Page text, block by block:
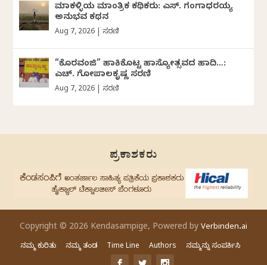
ಮಾಕಳ್ಳಿಯ ಮಾಂತ್ರಿಕ ಕಥಿಕರು: ಎಸ್. ಗಂಗಾಧರಯ್ಯ
ಅನುಭವ ಕಥನ
Aug 7, 2026 ಸರಣಿ
“ಕೊರವಂಜಿ” ಹಾಕಿಕೊಟ್ಟ ಹಾಸ್ಯೋತ್ಸವದ ಹಾದಿ…:
ಎಚ್. ಗೋಪಾಲಕೃಷ್ಣ ಸರಣಿ
Aug 7, 2026 ಸರಣಿ
ಪ್ರಕಾಶಕರು
Copyright © 2026 Kendasampige, Powered by Verbinden.ai
ನಮ್ಮ ಕುರಿತು ನಮ್ಮ ತಂಡ Time Line Authors ನಮ್ಮನ್ನು ಸಂಪರ್ಕಿಸಿ